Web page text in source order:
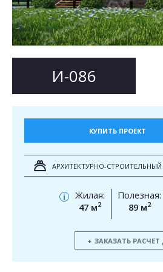
И-086
КУПИТЬ ПРОЕКТ
АРХИТЕКТУРНО-
i
Жилая:
47 м2
Полезная:
89 м2
ЗАКАЗАТЬ
Согласен на обработку
Согласен на обработку
This site is protected by reCAPTCHA and the Google
apply.